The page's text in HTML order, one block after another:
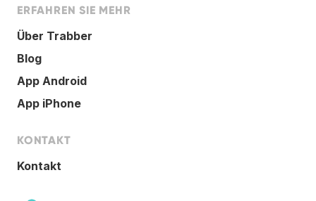
ERFAHREN SIE MEHR
Über Trabber
Blog
App Android
App iPhone
KONTAKT
Kontakt